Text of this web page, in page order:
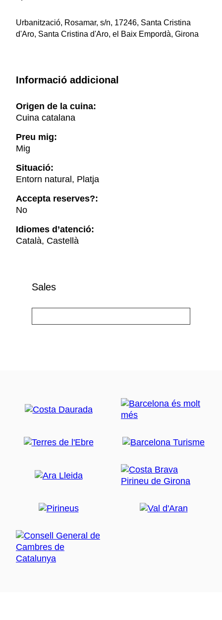
Urbanització, Rosamar, s/n, 17246, Santa Cristina
d'Aro, Santa Cristina d'Aro, el Baix Empordà, Girona
Informació addicional
Origen de la cuina:
Cuina catalana
Preu mig:
Mig
Situació:
Entorn natural, Platja
Accepta reserves?:
No
Idiomes d’atenció:
Català, Castellà
Sales